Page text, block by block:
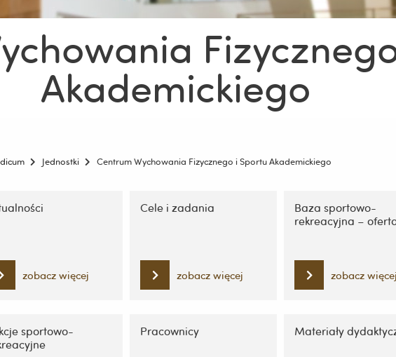
Akademickiego
Jednostki Centrum Wychowania Fizycznego i Sportu Akademickiego
zobacz więcej
Cele i zadania
zobacz więcej
Baza sportowo-
rekreacyjna –
zobacz więcej
sportowo-
Pracownicy Materiały